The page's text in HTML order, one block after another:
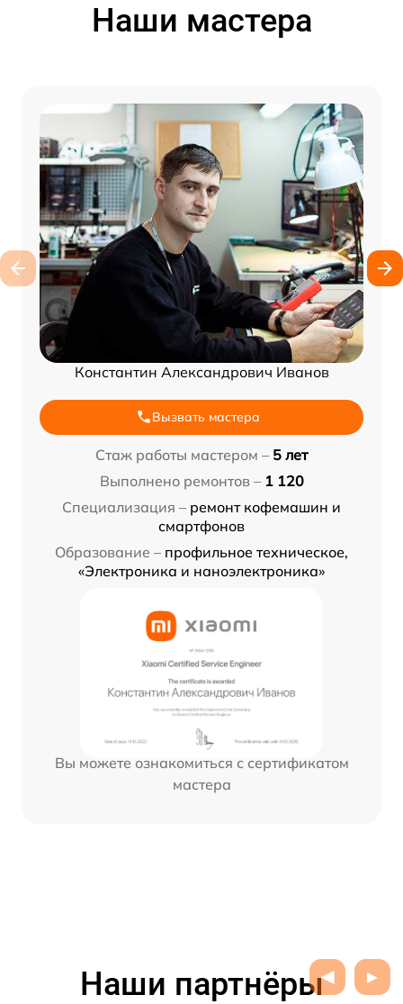
Наши мастера
Константин Александрович Иванов
Вызвать мастера
Стаж работы мастером – 5 лет
Выполнено ремонтов – 1 120
Специализация – ремонт кофемашин и
смартфонов
Образование – профильное техническое,
«Электроника и наноэлектроника»
Вы можете ознакомиться с сертификатом
мастера
Наши партнёры